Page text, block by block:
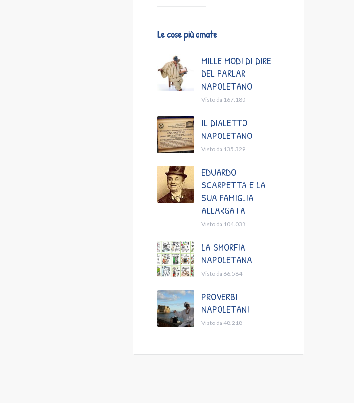
Le cose più amate
MILLE MODI DI DIRE
DEL PARLAR
NAPOLETANO
Visto da 167.180
IL DIALETTO
NAPOLETANO
Visto da 135.329
EDUARDO
SCARPETTA E LA
SUA FAMIGLIA
ALLARGATA
Visto da 104.038
LA SMORFIA
NAPOLETANA
Visto da 66.584
PROVERBI
NAPOLETANI
Visto da 48.218